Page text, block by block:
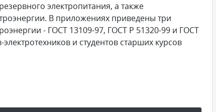
электропитания, а также
В приложениях приведены три
- ГОСТ 13109-97, ГОСТ Р 51320-99 и ГОСТ
и студентов старших курсов